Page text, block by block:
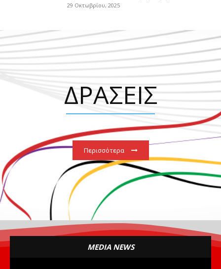
29 Οκτωβρίου, 2025
ΔΡΑΣΕΙΣ
Περισσότερα
MEDIA NEWS